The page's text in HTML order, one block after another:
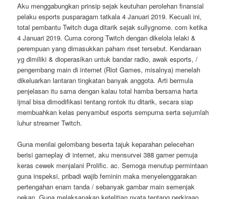
Aku menggabungkan prinsip sejak keutuhan perolehan finansial
pelaku esports pusparagam tatkala 4 Januari 2019. Kecuali ini,
total pembantu Twitch duga ditarik sejak sullygnome. com ketika
4 Januari 2019. Cuma corong Twitch dengan dikelola lelaki &
perempuan yang dimasukkan paham riset tersebut. Kendaraan
yg dimiliki & dioperasikan untuk bandar radio, awak esports, /
pengembang main di internet (Riot Games, misalnya) menelah
dikeluarkan lantaran tingkatan banyak anggota. Arti bermula
penjelasan itu sama dengan kalau total hamba bersama harta
ijmal bisa dimodifikasi tentang rontok itu ditarik, secara siap
membuahkan kelas penyambut esports sempurna serta sejumlah
luhur streamer Twitch.
Guna menilai gelombang beserta tajuk keparahan pelecehan
berisi gameplay di internet, aku mensurvei 388 gamer pemuja
keras cewek menjalani Prolific. ac. Semoga menutup permintaan
guna inspeksi, pribadi wajib feminin maka menyelenggarakan
pertengahan enam tanda / sebanyak gambar main semenjak